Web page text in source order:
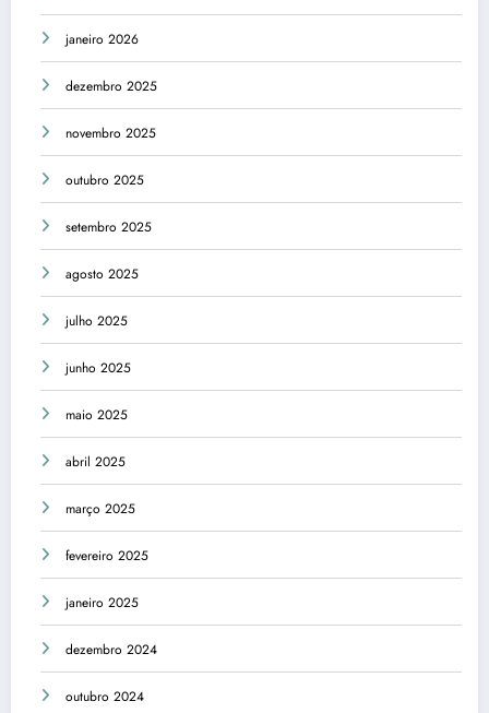
janeiro 2026
dezembro 2025
novembro 2025
outubro 2025
setembro 2025
agosto 2025
julho 2025
junho 2025
maio 2025
abril 2025
março 2025
fevereiro 2025
janeiro 2025
dezembro 2024
outubro 2024